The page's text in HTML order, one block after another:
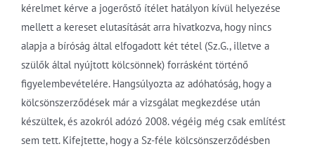
kérelmet kérve a jogerőstő ítélet hatályon kívül helyezése
mellett a kereset elutasítását arra hivatkozva, hogy nincs
alapja a bíróság által elfogadott két tétel (Sz.G., illetve a
szülők által nyújtott kölcsönnek) forrásként történő
figyelembevételére. Hangsúlyozta az adóhatóság, hogy a
kölcsönszerződések már a vizsgálat megkezdése után
készültek, és azokról adózó 2008. végéig még csak említést
sem tett. Kifejtette, hogy a Sz-féle kölcsönszerződésben